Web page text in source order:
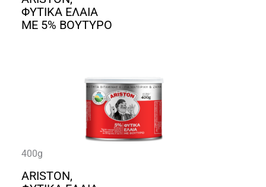
ΦΥΤΙΚΑ ΕΛΑΙΑ
ΜΕ 5% ΒΟΥΤΥΡΟ
400g
ARISTON,